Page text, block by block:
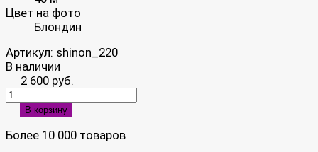
Цвет на фото
Блондин
Артикул: shinon_220
В наличии
2 600 руб.
В корзину
Более 10 000 товаров